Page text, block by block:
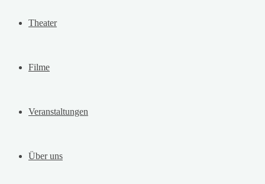
Theater
Filme
Veranstaltungen
Über uns